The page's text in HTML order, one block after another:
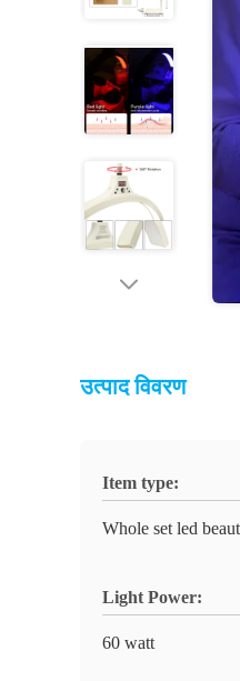
उत्पाद विवरण
Item type:
Whole set led
Light Power:
60 watt